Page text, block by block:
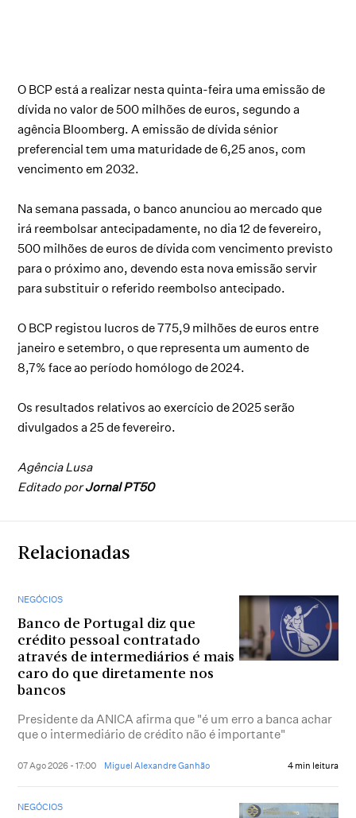
O BCP está a realizar nesta quinta-feira uma emissão de
dívida no valor de 500 milhões de euros, segundo a
agência Bloomberg. A emissão de dívida sénior
preferencial tem uma maturidade de 6,25 anos, com
vencimento em 2032.
Na semana passada, o banco anunciou ao mercado que
irá reembolsar antecipadamente, no dia 12 de fevereiro,
500 milhões de euros de dívida com vencimento previsto
para o próximo ano, devendo esta nova emissão servir
para substituir o referido reembolso antecipado.
O BCP registou lucros de 775,9 milhões de euros entre
janeiro e setembro, o que representa um aumento de
8,7% face ao período homólogo de 2024.
Os resultados relativos ao exercício de 2025 serão
divulgados a 25 de fevereiro.
Agência Lusa
Editado porJornal PT50
Relacionadas
NEGÓCIOS
Banco de Portugal diz que
crédito pessoal contratado
através de intermediários é mais
caro do que diretamente nos
bancos
Presidente da ANICA afirma que "é um erro a banca achar
que o intermediário de crédito não é importante"
07 Ago 2026 - 17:00 Miguel Alexandre Ganhão 4 min leitura
NEGÓCIOS